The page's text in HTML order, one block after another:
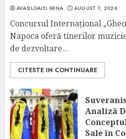
AVASILOAIEI IRINA AUGUST 7, 2026
Concursul Internațional
Napoca oferă tinerilor
de dezvoltare...
CITESTE IN CONTINUARE
Analiză
Sale în